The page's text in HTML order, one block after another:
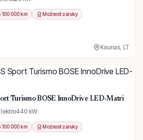
100 000 km Možnost záruky
Kaunas, LT
Turismo BOSE InnoDrive LED-Matri
440 kW
100 000 km Možnost záruky